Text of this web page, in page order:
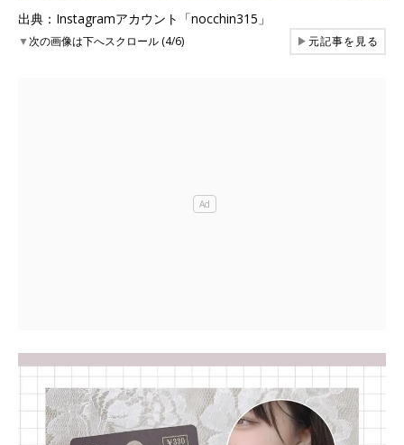
出典：Instagramアカウント「nocchin315」
▼次の画像は下へスクロール (4/6) ▶元記事を見る